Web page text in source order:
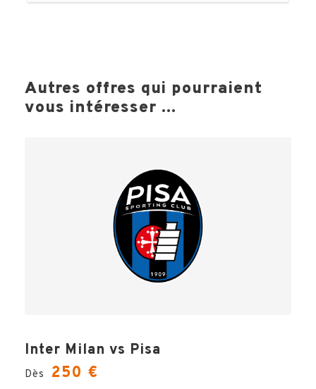
Autres offres qui pourraient
vous intéresser ...
Inter Milan vs Pisa
Dès 250 €